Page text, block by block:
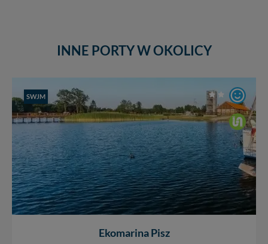
INNE PORTY W OKOLICY
SWJM
Ekomarina Pisz